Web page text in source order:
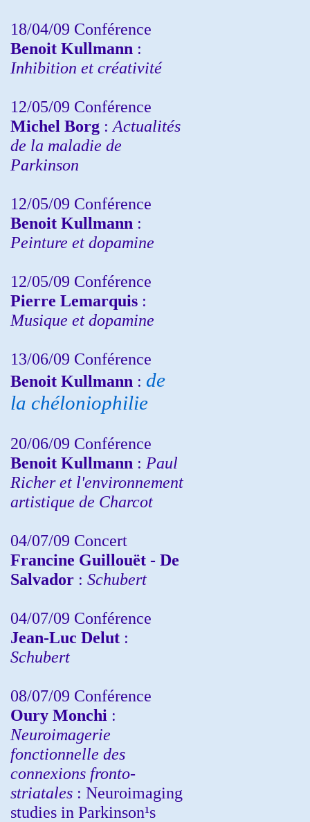
18/04/09 Conférence
Benoit Kullmann :
Inhibition et créativité
12/05/09 Conférence
Michel Borg : Actualités
de la maladie de
Parkinson
12/05/09 Conférence
Benoit Kullmann :
Peinture et dopamine
12/05/09 Conférence
Pierre Lemarquis :
Musique et dopamine
13/06/09 Conférence
Benoit Kullmann : de
la chéloniophilie
20/06/09 Conférence
Benoit Kullmann : Paul
Richer et l'environnement
artistique de Charcot
04/07/09 Concert
Francine Guillouët - De
Salvador : Schubert
04/07/09 Conférence
Jean-Luc Delut :
Schubert
08/07/09 Conférence
Oury Monchi :
Neuroimagerie
fonctionnelle des
connexions fronto-
striatales : Neuroimaging
studies in Parkinson¹s